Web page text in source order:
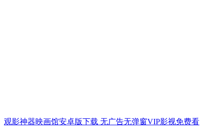
观影神器映画馆安卓版下载 无广告无弹窗VIP影视免费看